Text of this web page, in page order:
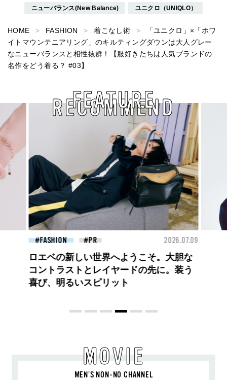
ニューバランス(New Balance) ユニクロ（UNIQLO）
HOME FASHION 着こなし術
「ユニクロ」×「ホワ
イトマウンテニアリング」のキルティングダウンは大人グレー
なニューバランスと相性抜群！【服好きたちは人気ブランドの
名作をどう着る？ #03】
RECOMMEND
FEATURE
FASHION 2026.07.09
【PRADA × NI-KI(ENHYPEN)】時をかけ
る、ニューモード
MOVIE
MEN’S NON-NO CHANNEL